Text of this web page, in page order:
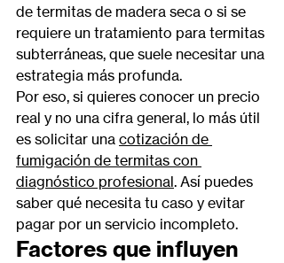
de termitas de madera seca o si se
requiere un tratamiento para termitas
subterráneas, que suele necesitar una
estrategia más profunda.
Por eso, si quieres conocer un precio
real y no una cifra general, lo más útil
es solicitar una cotización de
fumigación de termitas con
diagnóstico profesional. Así puedes
saber qué necesita tu caso y evitar
pagar por un servicio incompleto.
Factores que influyen